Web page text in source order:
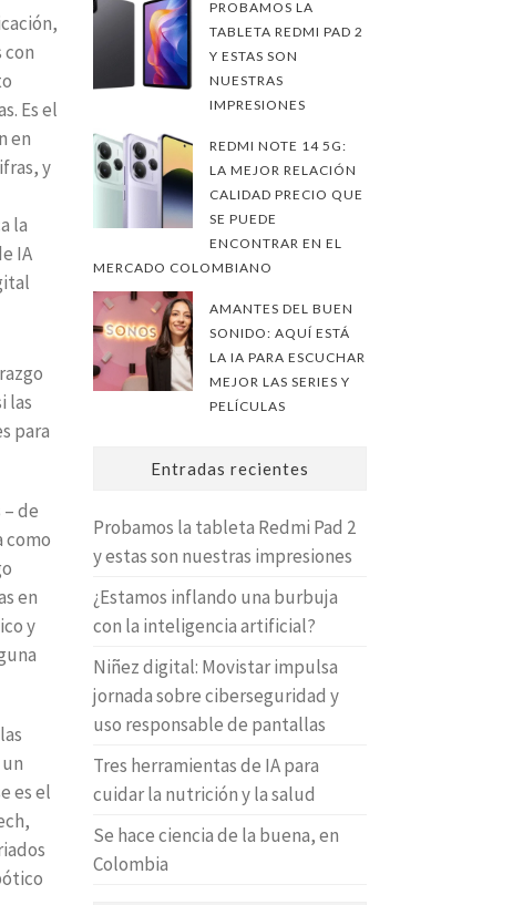
con
Es el
en
y
la
IA
las
para
de
como
en
y
es el
PROBAMOS LA
TABLETA REDMI PAD 2
Y ESTAS SON
NUESTRAS
IMPRESIONES
REDMI NOTE 14 5G:
LA MEJOR RELACIÓN
CALIDAD PRECIO QUE
SE PUEDE
ENCONTRAR EN EL
MERCADO COLOMBIANO
AMANTES DEL BUEN
SONIDO: AQUÍ ESTÁ
LA IA PARA ESCUCHAR
MEJOR LAS SERIES Y
PELÍCULAS
Entradas recientes
Probamos la tableta Redmi Pad 2
y estas son nuestras impresiones
¿Estamos inflando una burbuja
con la inteligencia artificial?
Niñez digital: Movistar impulsa
jornada sobre ciberseguridad y
uso responsable de pantallas
Tres herramientas de IA para
cuidar la nutrición y la salud
Se hace ciencia de la buena, en
Colombia